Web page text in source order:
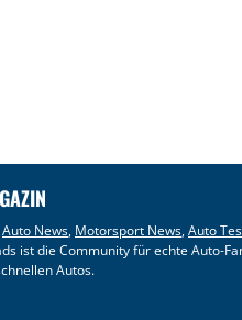
Auto News, Motorsport News,Auto
ist die Community für echte Auto-
Autos.